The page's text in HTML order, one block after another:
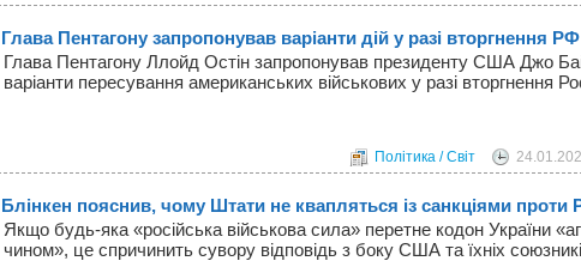
Глава Пентагону запропонував варіанти дій у разі вторгнення
Глава Пентагону Ллойд Остін запропонував президенту США Джо
варіанти пересування американських військових у разі вторгнення
Політика / Світ
Блінкен пояснив, чому Штати не квапляться із санкціями проти
Якщо будь-яка «російська військова сила» перетне кодон України
чином», це спричинить сувору відповідь з боку США та їхніх